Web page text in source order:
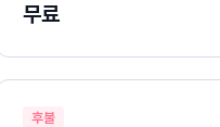
무료
후불